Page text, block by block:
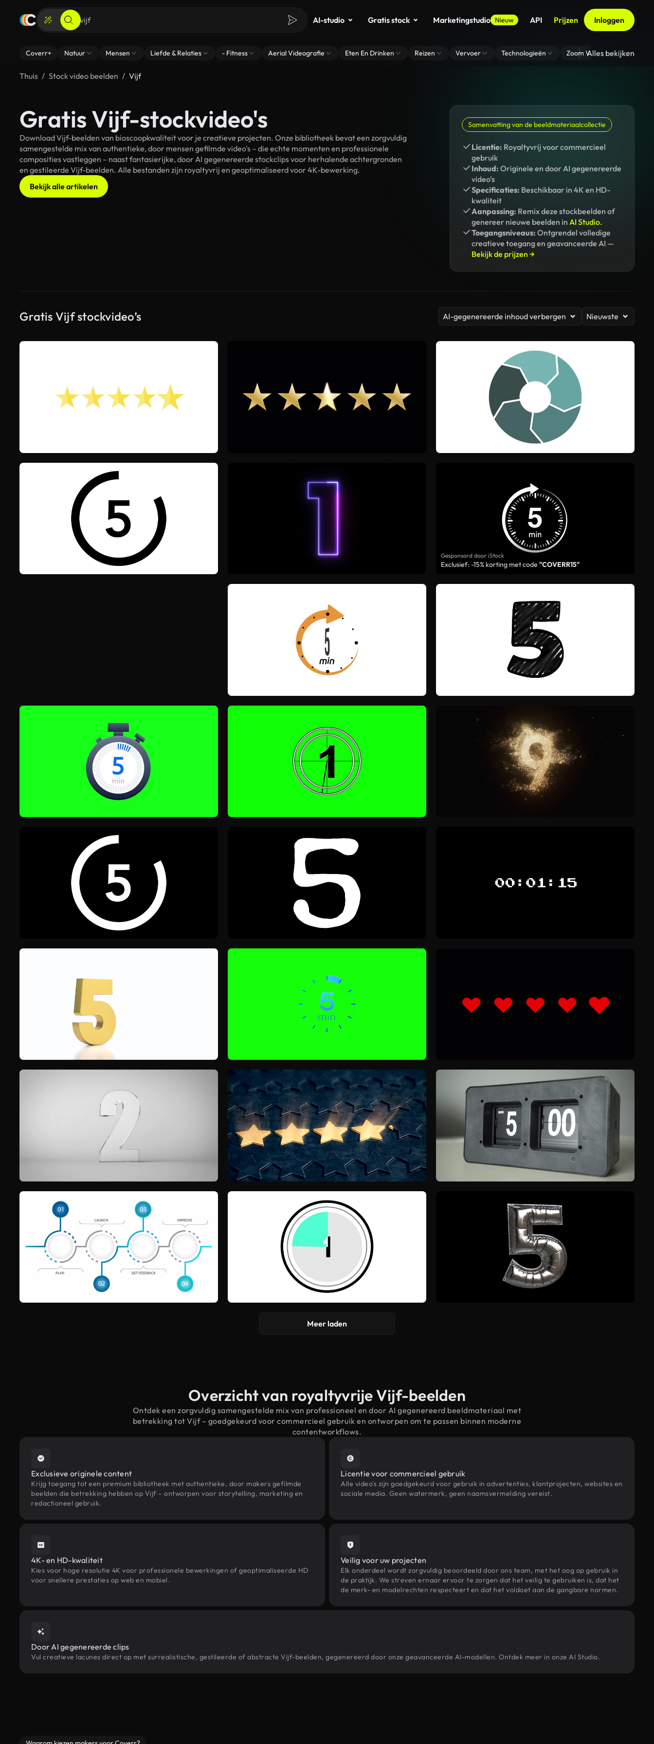
AI-studio Gratis stock Marketingstudio Nieuw API Prijzen Inloggen
Coverr+ Natuur Mensen Liefde & Relaties - Fitness Aerial Videografie Eten En Drinken Reizen Vervoer Technologieën Zoom Virtuele
Alles bekijken
Thuis Stock video beelden Vijf
Gratis Vijf-stockvideo's
Download Vijf-beelden van bioscoopkwaliteit voor je creatieve projecten. Onze bibliotheek bevat een zorgvuldig
samengestelde mix van authentieke, door mensen gefilmde video's – die echte momenten en professionele
composities vastleggen – naast fantasierijke, door AI gegenereerde stockclips voor herhalende achtergronden
en gestileerde Vijf-beelden. Alle bestanden zijn royaltyvrij en geoptimaliseerd voor 4K-bewerking.
Bekijk alle artikelen
Samenvatting van de beeldmateriaalcollectie
Licentie: Royaltyvrij voor commercieel
gebruik
Inhoud: Originele en door AI gegenereerde
video's
Specificaties: Beschikbaar in 4K en HD-
kwaliteit
Aanpassing: Remix deze stockbeelden of
genereer nieuwe beelden in AI Studio.
Toegangsniveaus: Ontgrendel volledige
creatieve toegang en geavanceerde AI —
Bekijk de prijzen →
Gratis Vijf stockvideo’s AI-gegenereerde inhoud verbergen Nieuwste
Gesponsord door iStock
Exclusief: -15% korting met code "COVERR15"
Meer laden
Overzicht van royaltyvrije Vijf-beelden
Ontdek een zorgvuldig samengestelde mix van professioneel en door AI gegenereerd beeldmateriaal met
betrekking tot Vijf – goedgekeurd voor commercieel gebruik en ontworpen om te passen binnen moderne
contentworkflows.
Exclusieve originele content
Krijg toegang tot een premium bibliotheek met authentieke, door makers gefilmde
beelden die betrekking hebben op Vijf – ontworpen voor storytelling, marketing en
redactioneel gebruik.
Licentie voor commercieel gebruik
Alle video's zijn goedgekeurd voor gebruik in advertenties, klantprojecten, websites en
sociale media. Geen watermerk, geen naamsvermelding vereist.
4K- en HD-kwaliteit
Kies voor hoge resolutie 4K voor professionele bewerkingen of geoptimaliseerde HD
voor snellere prestaties op web en mobiel.
Veilig voor uw projecten
Elk onderdeel wordt zorgvuldig beoordeeld door ons team, met het oog op gebruik in
de praktijk. We streven ernaar ervoor te zorgen dat het veilig te gebruiken is, dat het
de merk- en modelrechten respecteert en dat het voldoet aan de gangbare normen.
Door AI gegenereerde clips
Vul creatieve lacunes direct op met surrealistische, gestileerde of abstracte Vijf-beelden, gegenereerd door onze geavanceerde AI-modellen. Ontdek meer in onze AI Studio.